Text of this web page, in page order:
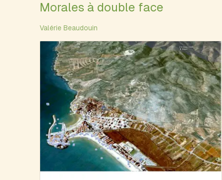
Morales à double face
Valérie Beaudouin